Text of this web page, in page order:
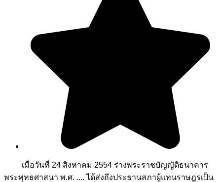
เมื่อวันที่ 24 สิงหาคม 2554 ร่างพระราชบัญญัติธนาคาร
พระพุทธศาสนา พ.ศ. .... ได้ส่งถึงประธานสภาผู้แทนราษฎรเป็น